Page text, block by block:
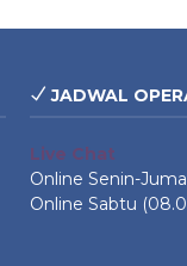
JADWAL
Live Chat
Online Senin-
Online Sabtu